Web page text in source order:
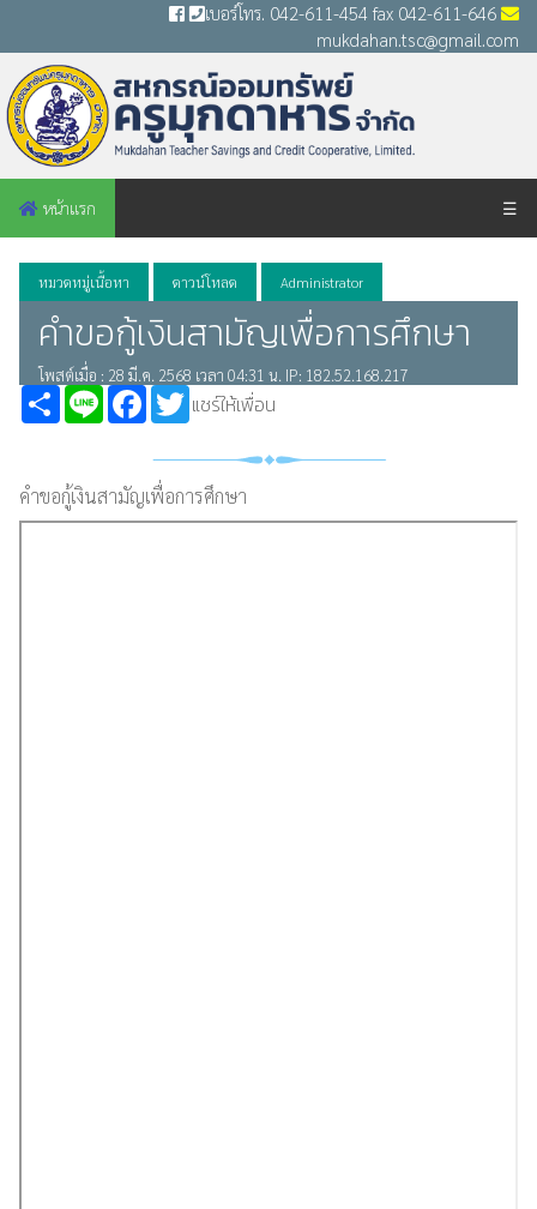
เบอร์โทร. 042-611-454 fax 042-611-646
mukdahan.tsc@gmail.com
หน้าแรก ☰
หมวดหมู่เนื้อหา ดาวน์โหลด Administrator
คำขอกู้เงินสามัญเพื่อการศึกษา
โพสต์เมื่อ : 28 มี.ค. 2568 เวลา 04:31 น. IP: 182.52.168.217
แชร์ให้เพื่อน
ShareLine Facebook
Twitter
คำขอกู้เงินสามัญเพื่อการศึกษา